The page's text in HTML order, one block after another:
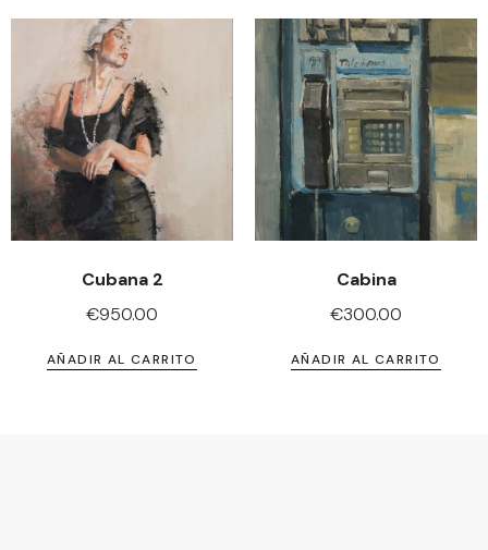
Cubana 2
€950.00
AÑADIR AL CARRITO
Cabina
€300.00
AÑADIR AL CARRITO